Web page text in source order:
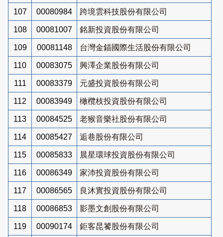
107 00080984 跨境雲科技股份有限公司
108 00081007 銘新投資股份有限公司
109 00081148 台灣金錨國際生活股份有限公司
110 00083075 興澤企業股份有限公司
111 00083379 元盛投資股份有限公司
112 00083949 橄欖枝投資股份有限公司
113 00084525 老猴音樂社股份有限公司
114 00085427 逅巷股份有限公司
115 00085833 晨星環球投資股份有限公司
116 00086349 家沛投資股份有限公司
117 00086565 良沐實投資股份有限公司
118 00086853 影墨文創股份有限公司
119 00090174 鉅客昆饕股份有限公司